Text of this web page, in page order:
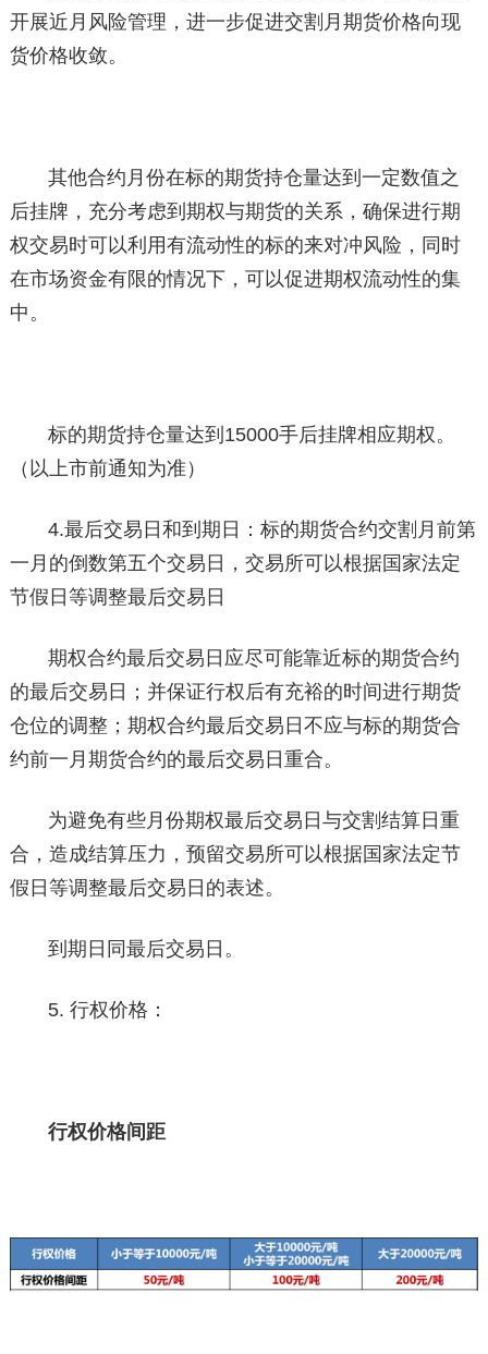
开展近月风险管理，进一步促进交割月期货价格向现
货价格收敛。
其他合约月份在标的期货持仓量达到一定数值之
后挂牌，充分考虑到期权与期货的关系，确保进行期
权交易时可以利用有流动性的标的来对冲风险，同时
在市场资金有限的情况下，可以促进期权流动性的集
中。
标的期货持仓量达到15000手后挂牌相应期权。
（以上市前通知为准）
4.最后交易日和到期日：标的期货合约交割月前第
一月的倒数第五个交易日，交易所可以根据国家法定
节假日等调整最后交易日
期权合约最后交易日应尽可能靠近标的期货合约
的最后交易日；并保证行权后有充裕的时间进行期货
仓位的调整；期权合约最后交易日不应与标的期货合
约前一月期货合约的最后交易日重合。
为避免有些月份期权最后交易日与交割结算日重
合，造成结算压力，预留交易所可以根据国家法定节
假日等调整最后交易日的表述。
到期日同最后交易日。
5. 行权价格：
行权价格间距